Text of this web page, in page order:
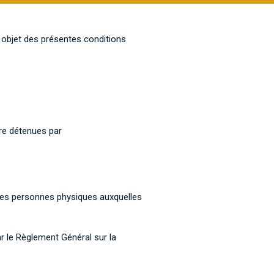
des présentes conditions
détenues par
personnes physiques auxquelles
le Règlement Général sur la